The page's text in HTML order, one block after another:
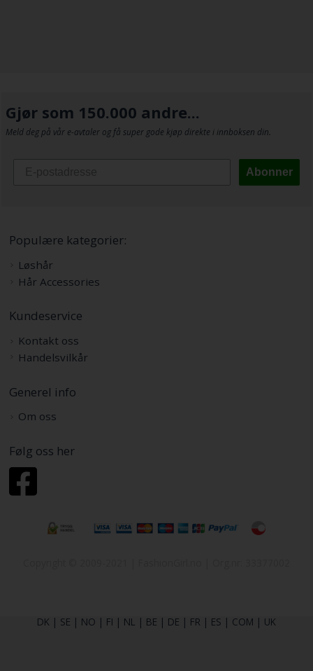
Gjør som 150.000 andre...
Meld deg på vår e-avtaler og få super gode kjøp direkte i innboksen din.
Abonner
Populære kategorier:
Løshår
Hår Accessories
Kundeservice
Kontakt oss
Handelsvilkår
Generel info
Om oss
Følg oss her
DK | SE | NO | FI | NL | BE | DE | FR | ES | COM | UK